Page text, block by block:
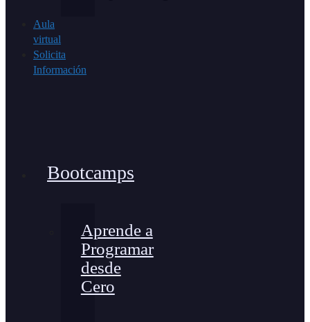
Aula
virtual
Solicita
Información
Bootcamps
Aprende a
Programar
desde
Cero